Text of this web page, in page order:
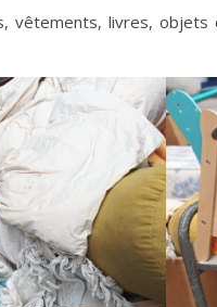
vêtements, livres,